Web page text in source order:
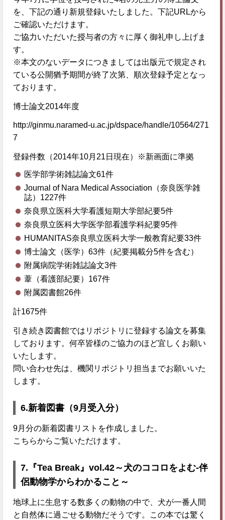
を、下記の通り新規登録いたしました。下記URLから
ご確認いただけます。
ご協力いただいた授与者の方々に厚く御礼申し上げま
す。
※本文のないデータにつきましては出版元で規定され
ている公開猶予期間が終了次第、順次登録予定となっ
ております。
博士論文2014年度
http://ginmu.naramed-u.ac.jp/dspace/handle/10564/271
7
登録件数（2014年10月21日現在）※新画面に準拠
医学部学術雑誌論文61件
Journal of Nara Medical Association（奈良医学雑
誌）1227件
奈良県立医科大学看護短期大学部紀要5件
奈良県立医科大学医学部看護学科紀要95件
HUMANITAS奈良県立医科大学一般教育紀要33件
博士論文（医学）63件（紀要掲載分5件を含む）
附属病院学術雑誌論文3件
葦（看護部紀要）167件
附属図書館26件
計1675件
引き続き図書館ではリポジトリに登録する論文を募集
しております。何卒皆様のご協力のほど宜しくお願い
いたします。
問い合わせ先は、機関リポジトリ担当までお願いいた
します。
6.新着図書（9月受入分）
9月分の新着図書リストを作成しました。
こちらからご覧いただけます。
7.『Tea Break』vol.42～犬のココロをよむ-伴
侶動物学からわかること～
地球上に生息する数多くの動物の中で、犬が一番人間
と自然体に過ごせる動物だそうです。この本では驚く